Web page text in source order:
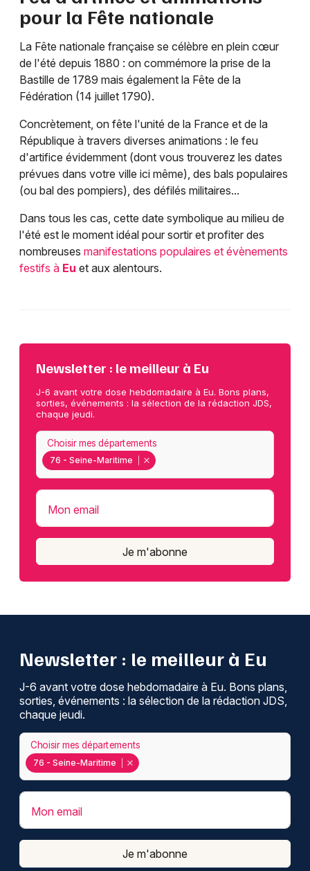
pour la Fête nationale
La Fête nationale française se célèbre en plein cœur
de l'été depuis 1880 : on commémore la prise de la
Bastille de 1789 mais également la Fête de la
Fédération (14 juillet 1790).
Concrètement, on fête l'unité de la France et de la
République à travers diverses animations : le feu
d'artifice évidemment (dont vous trouverez les dates
prévues dans votre ville ici même), des bals populaires
(ou bal des pompiers), des défilés militaires...
Dans tous les cas, cette date symbolique au milieu de
l'été est le moment idéal pour sortir et profiter des
nombreuses manifestations populaires et évènements
festifs à Eu et aux alentours.
Newsletter : le meilleur à Eu
J-6 avant votre dose hebdomadaire à Eu. Bons plans,
sorties, événements : la sélection de la rédaction JDS,
chaque jeudi.
76 - Seine-Maritime
Choisir mes départements
Mon email
Je m'abonne
Newsletter : le meilleur à Eu
J-6 avant votre dose hebdomadaire à Eu. Bons plans,
sorties, événements : la sélection de la rédaction JDS,
chaque jeudi.
76 - Seine-Maritime
Choisir mes départements
Mon email
Je m'abonne